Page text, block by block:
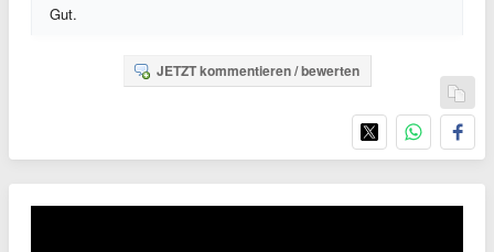
Gut.
JETZT kommentieren / bewerten